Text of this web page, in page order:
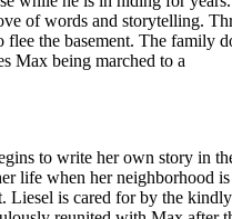
of words and storytelling.
flee the basement. The family
Max being marched to a
to write her own story in
life when her neighborhood is
Liesel is cared for by the kindly